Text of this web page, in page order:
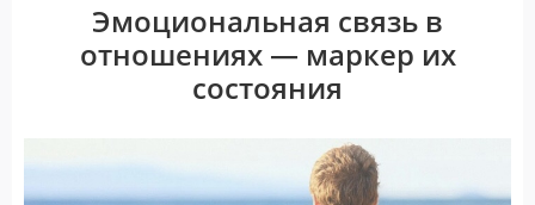
Эмоциональная связь в
отношениях — маркер их
состояния